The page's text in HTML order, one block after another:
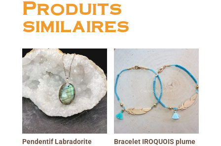
Produits
similaires
Pendentif Labradorite
Bracelet IROQUOIS plume